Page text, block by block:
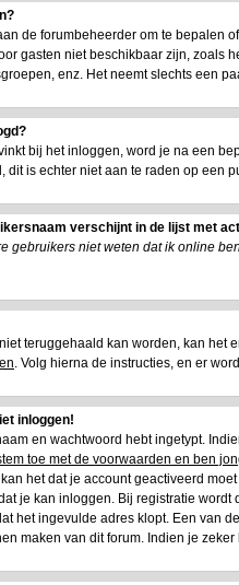
de forumbeheerder om te bepalen
gasten niet beschikbaar zijn,
enz. Het neemt slechts een
bij het inloggen, word je na een
is echter niet aan te raden op een
verschijnt in de lijst met
gebruikers niet weten dat ik online
teruggehaald kan worden, kan
. Volg hierna de instructies, en er
inloggen!
en wachtwoord hebt ingetypt.
toe met de voorwaarden en ben
het dat je account geactiveerd
je kan inloggen. Bij registratie
het ingevulde adres klopt. Een van
maken van dit forum. Indien je